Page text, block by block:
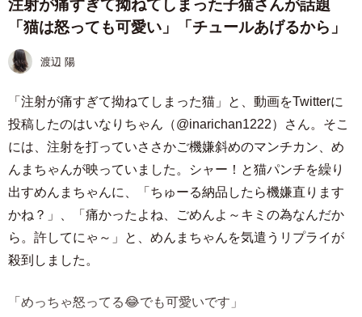
注射が痛すぎて拗ねてしまった子猫さんが話題
「猫は怒っても可愛い」「チュールあげるから」
渡辺 陽
「注射が痛すぎて拗ねてしまった猫」と、動画をTwitterに
投稿したのはいなりちゃん（@inarichan1222）さん。そこ
には、注射を打っていささかご機嫌斜めのマンチカン、め
んまちゃんが映っていました。シャー！と猫パンチを繰り
出すめんまちゃんに、「ちゅーる納品したら機嫌直ります
かね？」、「痛かったよね、ごめんよ～キミの為なんだか
ら。許してにゃ～」と、めんまちゃんを気遣うリプライが
殺到しました。
「めっちゃ怒ってる😂でも可愛いです」